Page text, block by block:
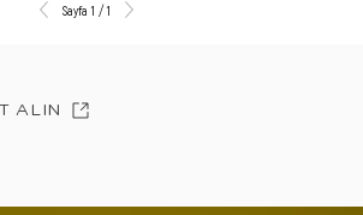
Sayfa 1 / 1
ALIN